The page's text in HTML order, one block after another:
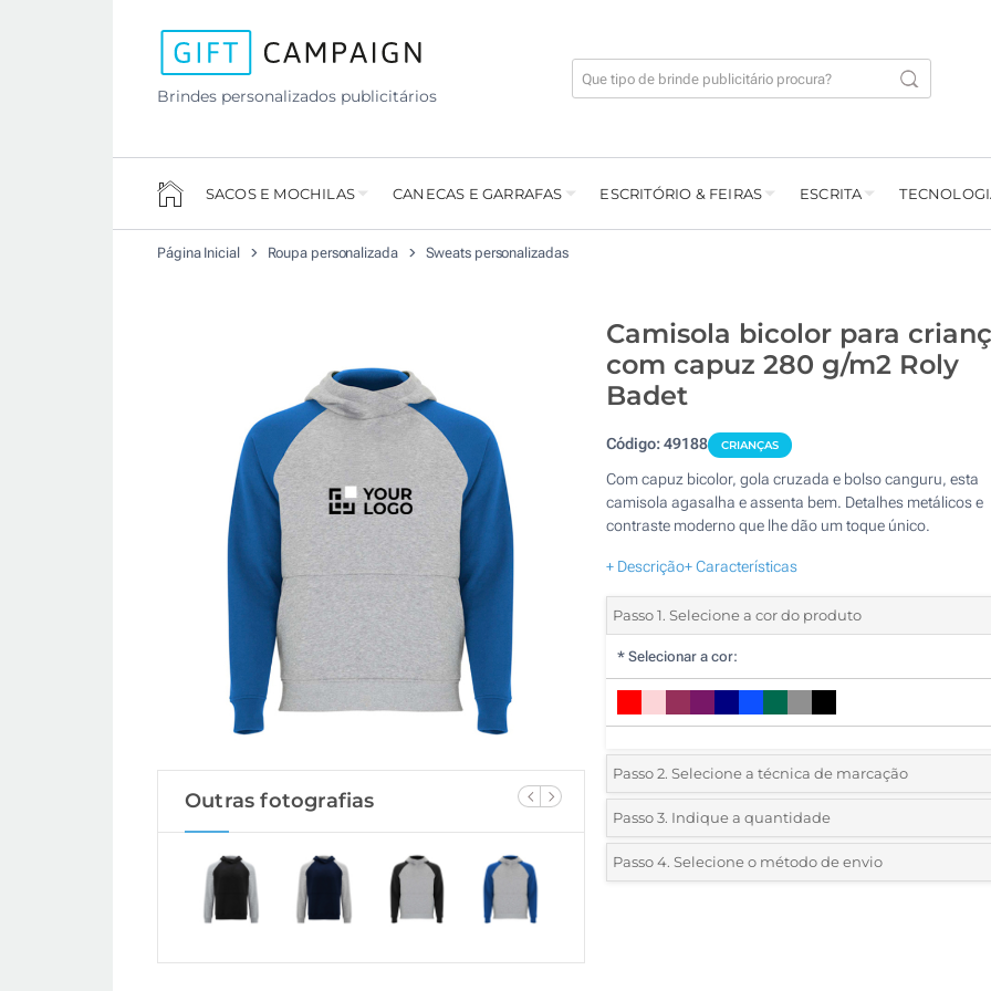
Brindes personalizados publicitários
SACOS E MOCHILAS CANECAS E GARRAFAS ESCRITÓRIO & FEIRAS ESCRITA
Página Inicial Roupa personalizada Sweats personalizadas
Outras fotografias
Camisola bicolor para
com capuz 280 g/m2 Roly
Badet
Código:49188 CRIANÇAS
Com capuz bicolor, gola cruzada e bolso canguru, esta
camisola agasalha e assenta bem. Detalhes metálicos e
contraste moderno que lhe dão um toque único.
+ Descrição+ Características
Passo 1. Selecione a cor do produto
* Selecionar a cor:
Passo 2. Selecione a técnica de marcação
*Selecione o tipo de marcação e as cores do logotipo:
1 Cor (Num lado)
Passo 3. Indique a quantidade
*Pedido mínimo 5 (total de pedido)
Passo 4. Selecione o método de envio